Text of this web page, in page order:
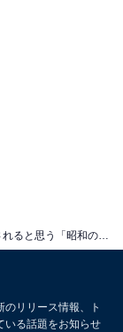
リリース情報、ト
いる話題をお知らせ